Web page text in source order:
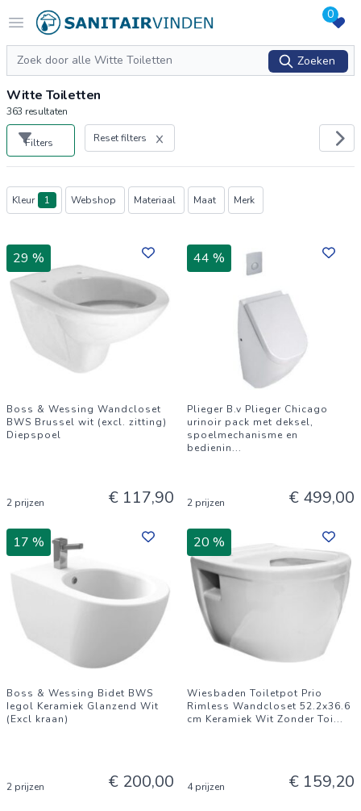
Open menu
Logo sanitairvinden.nl 0
Zoeken
Zoeken
Witte Toiletten
363 resultaten
Filters Reset filters
Producten
Kleur 1 Webshop Materiaal Maat Merk
29 %
Boss & Wessing Wandcloset
BWS Brussel wit (excl. zitting)
Diepspoel
2 prijzen € 117,90
44 %
Plieger B.v Plieger Chicago
urinoir pack met deksel,
spoelmechanisme en
bedienin...
2 prijzen € 499,00
17 %
Boss & Wessing Bidet BWS
Iegol Keramiek Glanzend Wit
(Excl kraan)
2 prijzen € 200,00
20 %
Wiesbaden Toiletpot Prio
Rimless Wandcloset 52.2x36.6
cm Keramiek Wit Zonder Toi...
4 prijzen € 159,20